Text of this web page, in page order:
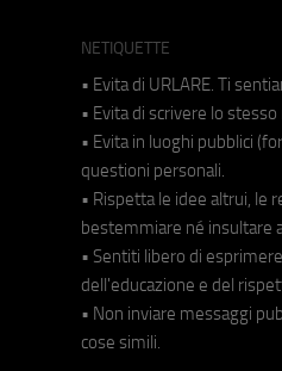
NETIQUETTE
• Evita di URLARE. Ti
• Evita di scrivere lo
• Evita in luoghi pubblici
questioni personali.
• Rispetta le idee altrui, le
bestemmiare né insultare
• Sentiti libero di
dell'educazione e del
• Non inviare messaggi
cose simili.